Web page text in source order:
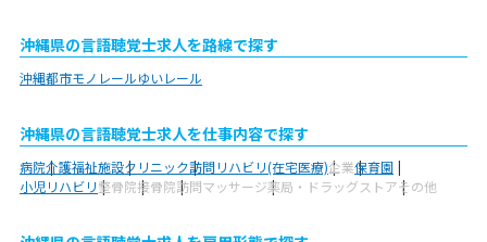
沖縄県の言語聴覚士求人を路線で探す
沖縄都市モノレールゆいレール
沖縄県の言語聴覚士求人を仕事内容で探す
病院介護福祉施設クリニック訪問リハビリ(在宅医療)企業保育園
小児リハビリ整骨院接骨院訪問マッサージ薬局・ドラッグストアその他